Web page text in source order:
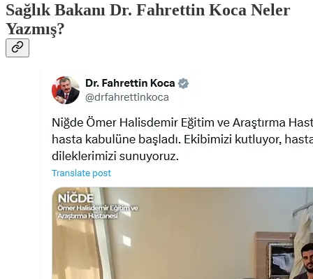
Sağlık Bakanı Dr. Fahrettin Koca Neler
Yazmış?